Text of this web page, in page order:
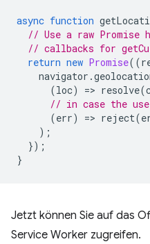
async function
// Use a raw
// callbacks for
return new Promise((
navigator .
(loc) => resolve(
// in case the
(err) => reject(
);
});
}
Jetzt können Sie auf das
Service Worker zugreifen.